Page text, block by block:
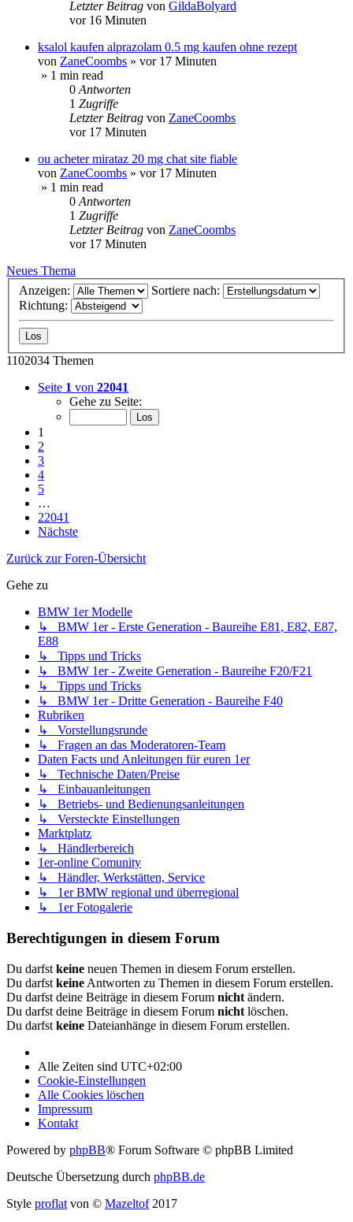
Letzter Beitrag von GildaBolyard
vor 16 Minuten
ksalol kaufen alprazolam 0.5 mg kaufen ohne rezept
von ZaneCoombs » vor 17 Minuten
» 1 min read
0 Antworten
1 Zugriffe
Letzter Beitrag von ZaneCoombs
vor 17 Minuten
ou acheter mirataz 20 mg chat site fiable
von ZaneCoombs » vor 17 Minuten
» 1 min read
0 Antworten
1 Zugriffe
Letzter Beitrag von ZaneCoombs
vor 17 Minuten
Neues Thema
Anzeigen:
Sortiere nach:
Richtung:
1102034 Themen
Seite 1 von 22041
Gehe zu Seite:
1
2
3
4
5
…
22041
Nächste
Zurück zur Foren-Übersicht
Gehe zu
BMW 1er Modelle
↳ BMW 1er - Erste Generation - Baureihe E81, E82, E87,
E88
↳ Tipps und Tricks
↳ BMW 1er - Zweite Generation - Baureihe F20/F21
↳ Tipps und Tricks
↳ BMW 1er - Dritte Generation - Baureihe F40
Rubriken
↳ Vorstellungsrunde
↳ Fragen an das Moderatoren-Team
Daten Facts und Anleitungen für euren 1er
↳ Technische Daten/Preise
↳ Einbauanleitungen
↳ Betriebs- und Bedienungsanleitungen
↳ Versteckte Einstellungen
Marktplatz
↳ Händlerbereich
1er-online Comunity
↳ Händler, Werkstätten, Service
↳ 1er BMW regional und überregional
↳ 1er Fotogalerie
Berechtigungen in diesem Forum
Du darfst keine neuen Themen in diesem Forum erstellen.
Du darfst keine Antworten zu Themen in diesem Forum erstellen.
Du darfst deine Beiträge in diesem Forum nicht ändern.
Du darfst deine Beiträge in diesem Forum nicht löschen.
Du darfst keine Dateianhänge in diesem Forum erstellen.
Alle Zeiten sind UTC+02:00
Cookie-Einstellungen
Alle Cookies löschen
Impressum
Kontakt
Powered by phpBB® Forum Software © phpBB Limited
Deutsche Übersetzung durch phpBB.de
Style proflat von © Mazeltof2017